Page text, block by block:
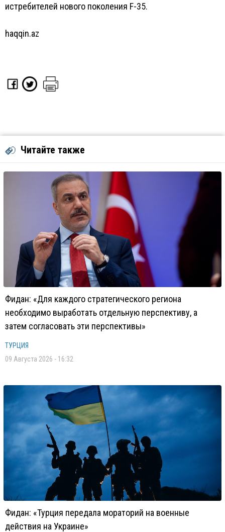
истребителей нового поколения F-35.
haqqin.az
Читайте также
Фидан: «Для каждого стратегического региона
необходимо выработать отдельную перспективу, а
затем согласовать эти перспективы»
ТУРЦИЯ
09 Августа 2026 - 16:32
Фидан: «Турция передала мораторий на военные
действия на Украине»